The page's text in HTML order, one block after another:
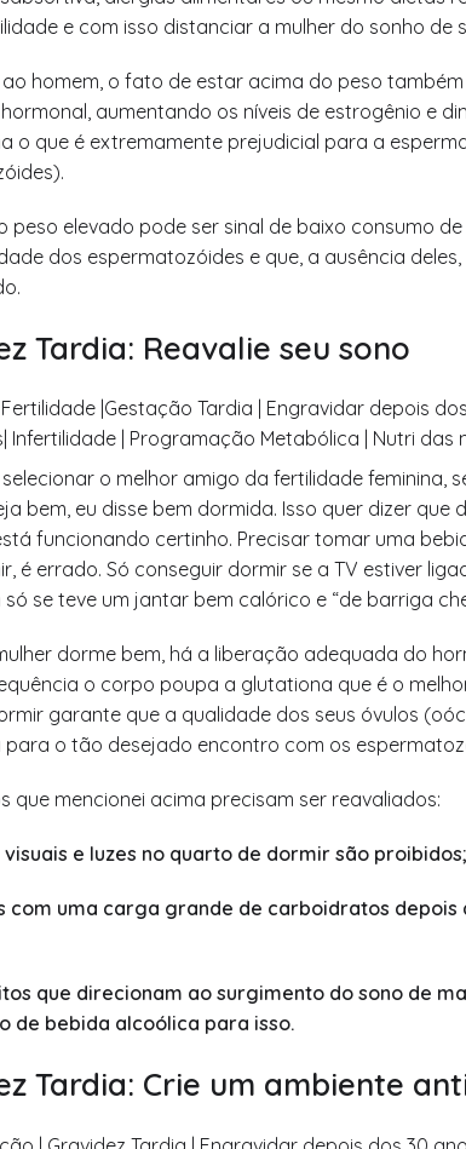
e com isso distanciar a mulher do sonho de
homem, o fato de estar acima do peso
aumentando os níveis de estrogênio e
o que é extremamente prejudicial para a
peso elevado pode ser sinal de baixo consumo
dos espermatozóides e que, a ausência
Tardia: Reavalie seu sono
selecionar o melhor amigo da fertilidade feminina,
bem, eu disse bem dormida. Isso quer dizer que
funcionando certinho. Precisar tomar uma
é errado. Só conseguir dormir se a TV estiver
só se teve um jantar bem calórico e “de barriga
dorme bem, há a liberação adequada do
o corpo poupa a glutationa que é o
garante que a qualidade dos seus óvulos
o tão desejado encontro com os
que mencionei acima precisam ser reavaliados:
visuais e luzes no quarto de dormir são proibidos;
com uma carga grande de carboidratos depois
que direcionam ao surgimento do sono de
de bebida alcoólica para isso.
Tardia: Crie um ambiente